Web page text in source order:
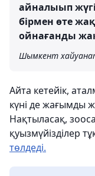
айналыып
бірмен өте
ойнағанды
Шымкент
Айта кетейік,
күні де жағымды
Нақтыласақ,
қуызмүйізділер
төлдеді.